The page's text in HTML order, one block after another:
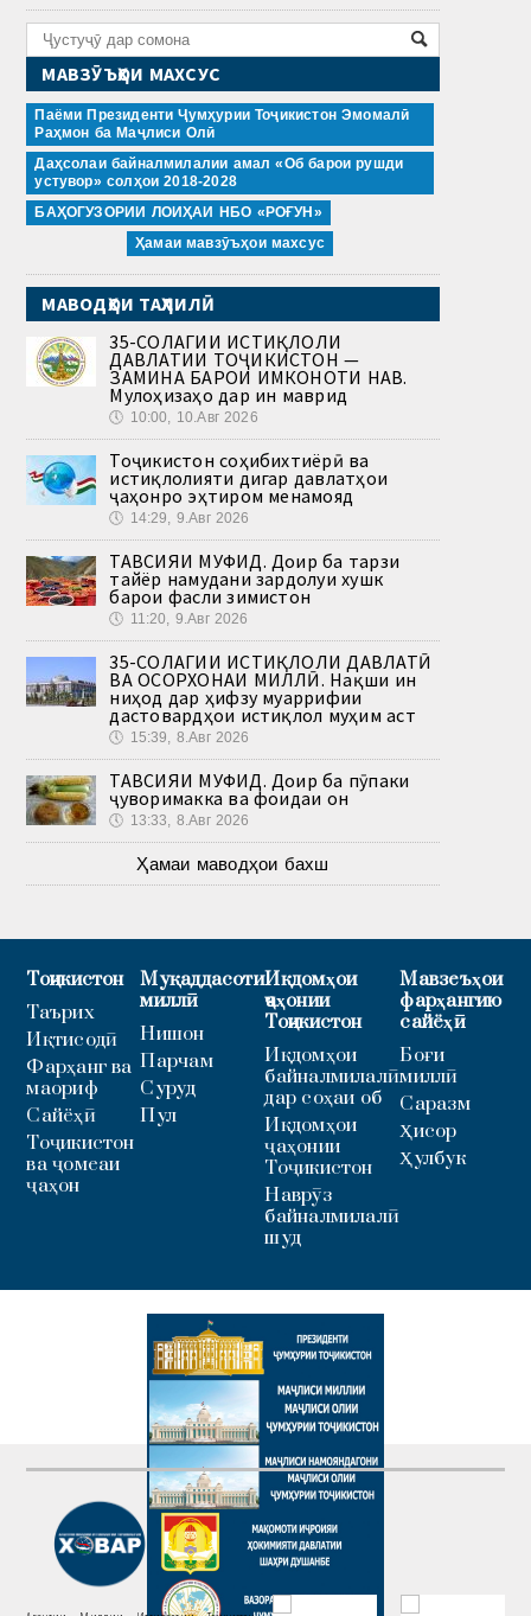
МАВЗӮЪҲОИ МАХСУС
Паёми Президенти Ҷумҳурии Тоҷикистон Эмомалӣ
Раҳмон ба Маҷлиси Олӣ
Даҳсолаи байналмилалии амал «Об барои рушди
устувор» солҳои 2018-2028
БАҲОГУЗОРИИ ЛОИҲАИ НБО «РОҒУН»
Ҳамаи мавзӯъҳои махсус
МАВОДҲОИ ТАҲЛИЛӢ
35-СОЛАГИИ ИСТИҚЛОЛИ
ДАВЛАТИИ ТОҶИКИСТОН —
ЗАМИНА БАРОИ ИМКОНОТИ НАВ.
Мулоҳизаҳо дар ин маврид
🕔 10:00, 10.Авг 2026
Тоҷикистон соҳибихтиёрӣ ва
истиқлолияти дигар давлатҳои
ҷаҳонро эҳтиром менамояд
🕔 14:29, 9.Авг 2026
ТАВСИЯИ МУФИД. Доир ба тарзи
тайёр намудани зардолуи хушк
барои фасли зимистон
🕔 11:20, 9.Авг 2026
35-СОЛАГИИ ИСТИҚЛОЛИ ДАВЛАТӢ
ВА ОСОРХОНАИ МИЛЛӢ. Нақши ин
ниҳод дар ҳифзу муаррифии
дастовардҳои истиқлол муҳим аст
🕔 15:39, 8.Авг 2026
ТАВСИЯИ МУФИД. Доир ба пӯпаки
ҷуворимакка ва фоидаи он
🕔 13:33, 8.Авг 2026
Ҳамаи маводҳои бахш
Тоҷикистон
Таърих
Иқтисодӣ
Фарҳанг ва
маориф
Сайёҳӣ
Тоҷикистон
ва ҷомеаи
ҷаҳон
Муқаддасоти
миллӣ
Нишон
Парчам
Суруд
Пул
Иқдомҳои
ҷаҳонии
Тоҷикистон
Иқдомҳои
байналмилалӣ
дар соҳаи об
Иқдомҳои
ҷаҳонии
Тоҷикистон
Наврӯз
байналмилалӣ
шуд
Мавзеъҳои
фарҳангию
сайёҳӣ
Боғи
миллӣ
Саразм
Ҳисор
Ҳулбук